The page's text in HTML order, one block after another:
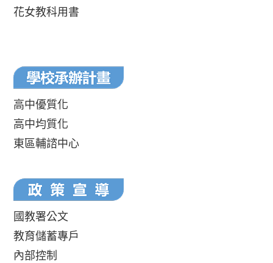
花女教科用書
高中優質化
高中均質化
東區輔諮中心
國教署公文
教育儲蓄專戶
內部控制